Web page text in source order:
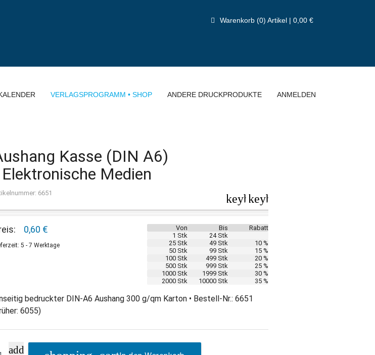
Warenkorb (0) Artikel | 0,00 €
VERLAGSPROGRAMM • SHOP ANDERE DRUCKPRODUKTE ANMELDEN
Kasse (DIN A6)
Elektronische Medien
6651 keyboard_arrow_left
keyboard_arrow_right
Von Bis
Rabatt
1 Stk
24 Stk
25 Stk
49 Stk
10 %
50 Stk
99 Stk
15 %
100 Stk
499 Stk
20 %
500 Stk
999 Stk
25 %
1000 Stk
1999 Stk
30 %
2000 Stk
10000 Stk 35 %
0,60 €
5 - 7 Werktage
bedruckter DIN-A6 Aushang 300 g/qm Karton • Bestell-Nr.: 6651
6055)
add